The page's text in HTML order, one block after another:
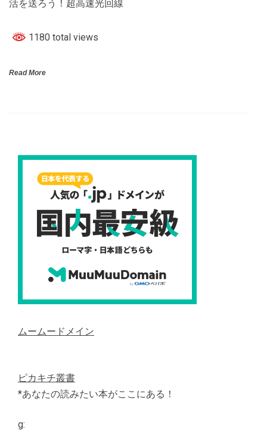
活を送ろう！超高速光回線
1180 total views
Read More
ムームードメイン
ピカキチ叢書
*あなたの読みたい本がここにある！
g: